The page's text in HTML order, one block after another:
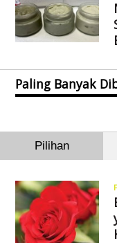
Paling Banyak
Pilihan